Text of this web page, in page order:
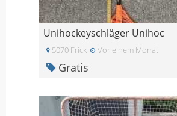
Unihockeyschläger Unihoc
5070 Frick Vor einem Monat
Gratis